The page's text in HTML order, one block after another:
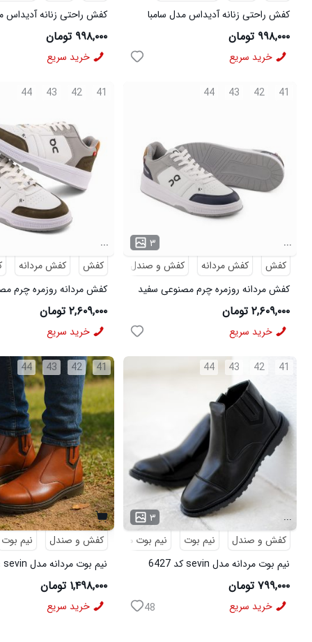
کفش راحتی زنانه آدیداس مدل سامبا
سفید
۹۹۸,۰۰۰ تومان
خرید سریع
کفش راحتی زنانه آدیداس
قهوه ای
۹۹۸,۰۰۰ تومان
خرید سریع
41
42
43
44
۳
...
کفش
کفش مردانه
کفش و صندل
کفش مردانه روزمره چرم مصنوعی سفید
سرمه ای On Running مدل 50918
۲,۶۰۹,۰۰۰ تومان
خرید سریع
41
42
43
44
...
کفش
کفش مردانه
کفش مردانه روزمره چرم
سبز On Running مدل 50919
۲,۶۰۹,۰۰۰ تومان
خرید سریع
41
42
43
44
۳
...
کفش و صندل
نیم بوت
نیم بوت مردانه
نیم بوت مردانه مدل sevin کد 6427
۷۹۹,۰۰۰ تومان
خرید سریع 48
41
42
43
44
کفش و صندل
نیم بوت
6426
۱,۴۹۸,۰۰۰ تومان
خرید سریع